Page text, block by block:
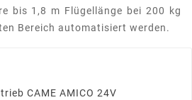
bis 1,8 m Flügellänge bei 200 kg
Bereich automatisiert werden.
CAME AMICO 24V